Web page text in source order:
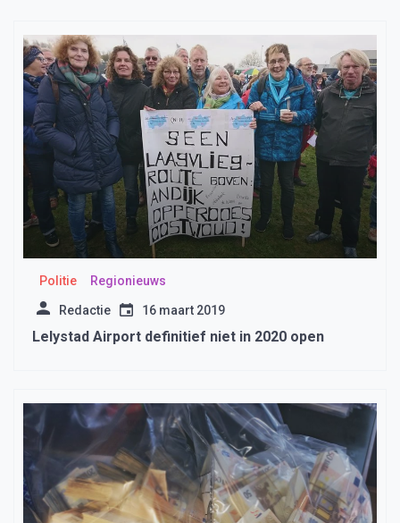
Politie Regionieuws
Redactie 16 maart 2019
Lelystad Airport definitief niet in 2020 open